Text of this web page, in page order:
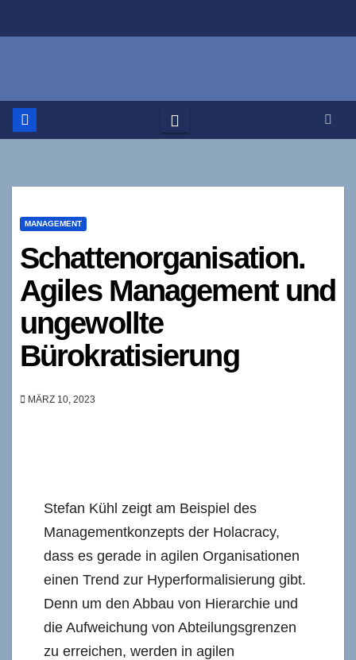
Inhalt
MANAGEMENT
Schattenorganisation.
Agiles Management und
ungewollte
Bürokratisierung
MÄRZ 10, 2023
Stefan Kühl zeigt am Beispiel des
Managementkonzepts der Holacracy,
dass es gerade in agilen Organisationen
einen Trend zur Hyperformalisierung gibt.
Denn um den Abbau von Hierarchie und
die Aufweichung von Abteilungsgrenzen
zu erreichen, werden in agilen